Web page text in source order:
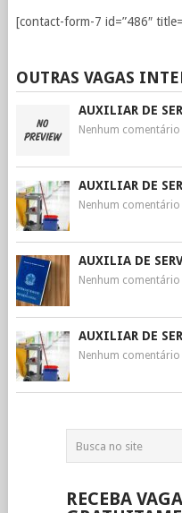
[contact-form-7 id=”486″
OUTRAS VAGAS
AUXILIAR DE
Nenhum comentário
AUXILIAR DE
Nenhum comentário
AUXILIA DE
Nenhum comentário
AUXILIAR DE
Nenhum comentário
RECEBA